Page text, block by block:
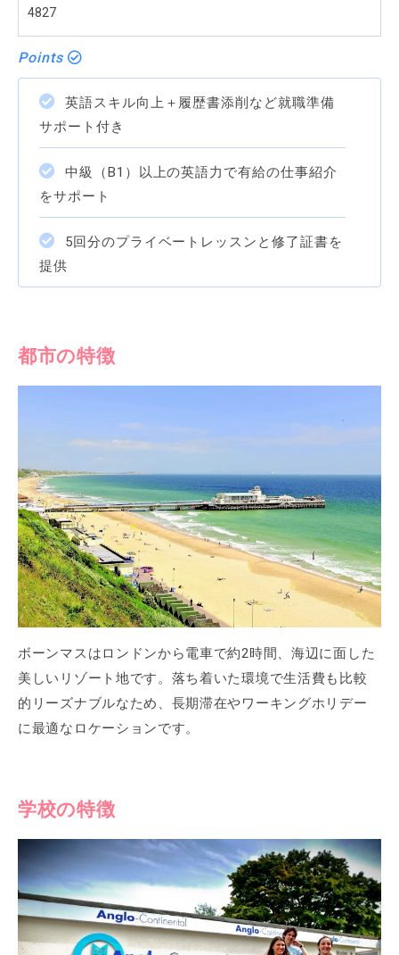
4827
Points
英語スキル向上＋履歴書添削など就職準備
サポート付き
中級（B1）以上の英語力で有給の仕事紹介
をサポート
5回分のプライベートレッスンと修了証書を
提供
都市の特徴
ボーンマスはロンドンから電車で約2時間、海辺に面した
美しいリゾート地です。落ち着いた環境で生活費も比較
的リーズナブルなため、長期滞在やワーキングホリデー
に最適なロケーションです。
学校の特徴